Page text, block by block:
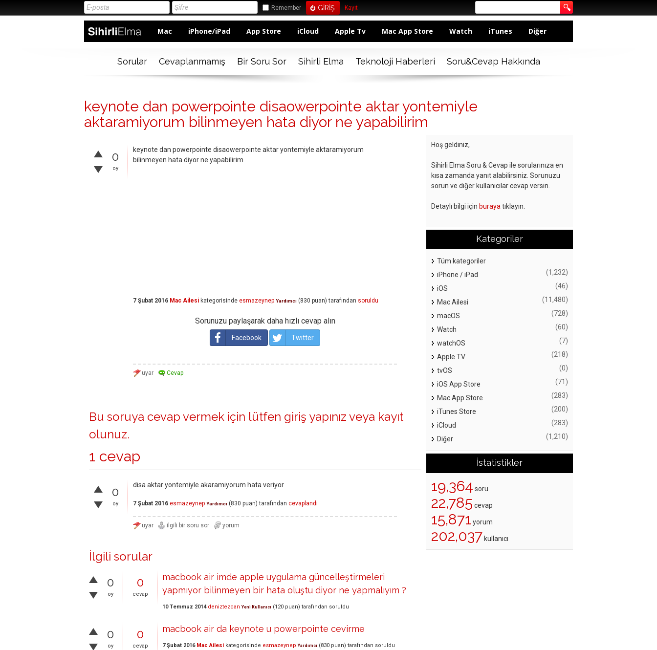
Remember Kayıt
Mac iPhone/iPad App Store iCloud Apple Tv Mac App Store Watch iTunes Diğer
Sorular Cevaplanmamış Bir Soru Sor Sihirli Elma Teknoloji Haberleri Soru&Cevap Hakkında
keynote dan powerpointe disaowerpointe aktar yontemiyle
aktaramiyorum bilinmeyen hata diyor ne yapabilirim
0
oy
keynote dan powerpointe disaowerpointe aktar yontemiyle aktaramiyorum
bilinmeyen hata diyor ne yapabilirim
7 Şubat 2016 Mac Ailesi kategorisinde esmazeynep Yardımcı (830 puan) tarafından soruldu
Sorunuzu paylaşarak daha hızlı cevap alın
Facebook Twitter
Bu soruya cevap vermek için lütfen giriş yapınız veya kayıt
olunuz.
1 cevap
0
oy
disa aktar yontemiyle akaramiyorum hata veriyor
7 Şubat 2016 esmazeynep Yardımcı (830 puan) tarafından cevaplandı
İlgili sorular
0
oy
0
cevap
macbook air imde apple uygulama güncelleştirmeleri
yapmıyor bilinmeyen bir hata oluştu diyor ne yapmalıyım ?
10 Temmuz 2014 deniztezcan Yeni Kullanıcı (120 puan) tarafından soruldu
0
oy
0
cevap
macbook air da keynote u powerpointe cevirme
7 Şubat 2016 Mac Ailesi kategorisinde esmazeynep Yardımcı (830 puan) tarafından soruldu
Hoş geldiniz,
Sihirli Elma Soru & Cevap ile sorularınıza en
kısa zamanda yanıt alabilirsiniz. Sorunuzu
sorun ve diğer kullanıcılar cevap versin.
Detaylı bilgi için buraya tıklayın.
Kategoriler
Tüm kategoriler
iPhone / iPad
(1,232)
iOS (46)
Mac Ailesi (11,480)
macOS (728)
Watch (60)
watchOS (7)
Apple TV (218)
tvOS (0)
iOS App Store (71)
Mac App Store (283)
iTunes Store (200)
iCloud (283)
Diğer (1,210)
İstatistikler
19,364 soru
22,785 cevap
15,871 yorum
202,037 kullanıcı